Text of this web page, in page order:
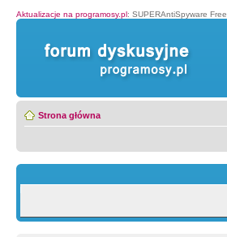
Aktualizacje na programosy.pl: SUPERAntiSpyware Free
Strona główna